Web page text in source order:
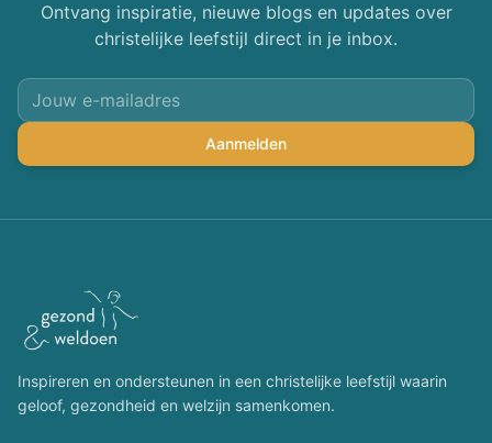
Ontvang inspiratie, nieuwe blogs en updates over
christelijke leefstijl direct in je inbox.
Aanmelden
Inspireren en ondersteunen in een christelijke leefstijl waarin
geloof, gezondheid en welzijn samenkomen.